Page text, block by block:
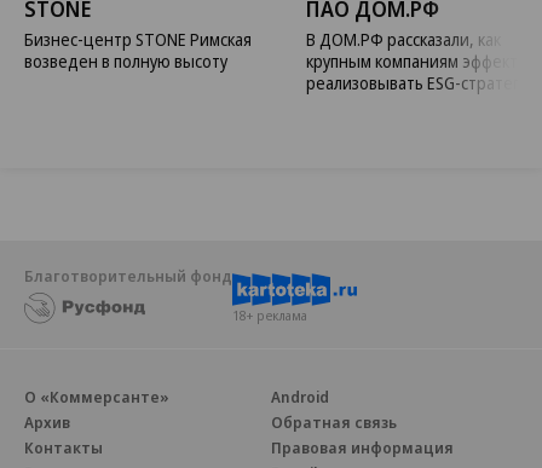
STONE
Бизнес-центр STONE Римская
возведен в полную высоту
ПАО ДОМ.РФ
В ДОМ.РФ рассказали, как
крупным компаниям
реализовывать ESG-стратегию
Благотворительный фонд
18+ реклама
О «Коммерсанте»
Архив
Контакты
Android
Обратная связь
Правовая информация